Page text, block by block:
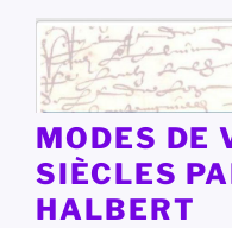
contenu
principal
MODES DE
SIÈCLES
HALBERT